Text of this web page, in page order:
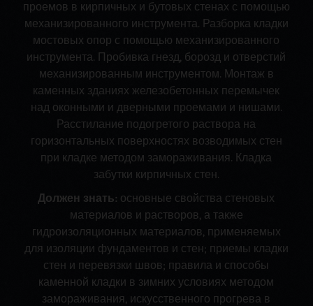
проемов в кирпичных и бутовых стенах с помощью
механизированного инструмента. Разборка кладки
мостовых опор с помощью механизированного
инструмента. Пробивка гнезд, борозд и отверстий
механизированным инструментом. Монтаж в
каменных зданиях железобетонных перемычек
над оконными и дверными проемами и нишами.
Расстилание подогретого раствора на
горизонтальных поверхностях возводимых стен
при кладке методом замораживания. Кладка
забутки кирпичных стен.
Должен знать: основные свойства стеновых
материалов и растворов, а также
гидроизоляционных материалов, применяемых
для изоляции фундаментов и стен; приемы кладки
стен и перевязки швов; правила и способы
каменной кладки в зимних условиях методом
замораживания, искусственного прогрева в